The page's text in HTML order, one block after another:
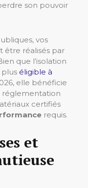
son pouvoir
vos
être réalisés par
que l’isolation
plus éligible à
elle bénéficie
réglementation
certifiés
requis.
et